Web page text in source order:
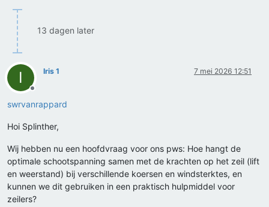
13 dagen later
I
Offline
Iris 1 7 mei 2026 12:51
swrvanrappard
Hoi Splinther,
Wij hebben nu een hoofdvraag voor ons pws: Hoe hangt de
optimale schootspanning samen met de krachten op het zeil (lift
en weerstand) bij verschillende koersen en windsterktes, en
kunnen we dit gebruiken in een praktisch hulpmiddel voor
zeilers?